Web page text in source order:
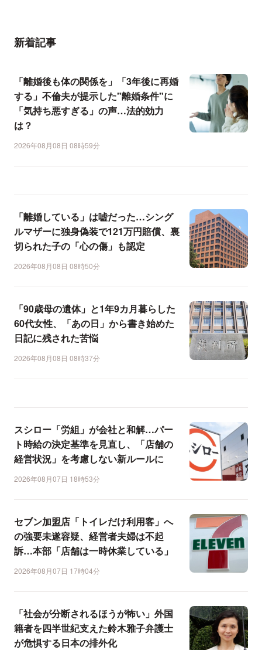
新着記事
「離婚後も体の関係を」「3年後に再婚
する」不倫夫が提示した"離婚条件"に
「気持ち悪すぎる」の声…法的効力
は？
2026年08月08日 08時59分
「離婚している」は嘘だった…シング
ルマザーに独身偽装で121万円賠償、裏
切られた子の「心の傷」も認定
2026年08月08日 08時50分
「90歳母の遺体」と1年9カ月暮らした
60代女性、「あの日」から書き始めた
日記に残された苦悩
2026年08月08日 08時37分
スシロー「労組」が会社と和解…パー
ト時給の決定基準を見直し、「店舗の
経営状況」を考慮しない新ルールに
2026年08月07日 18時53分
セブン加盟店「トイレだけ利用客」へ
の強要未遂容疑、経営者夫婦は不起
訴…本部「店舗は一時休業している」
2026年08月07日 17時04分
「社会が分断されるほうが怖い」外国
籍者を四半世紀支えた鈴木雅子弁護士
が危惧する日本の排外化